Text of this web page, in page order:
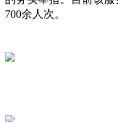
700余人次。